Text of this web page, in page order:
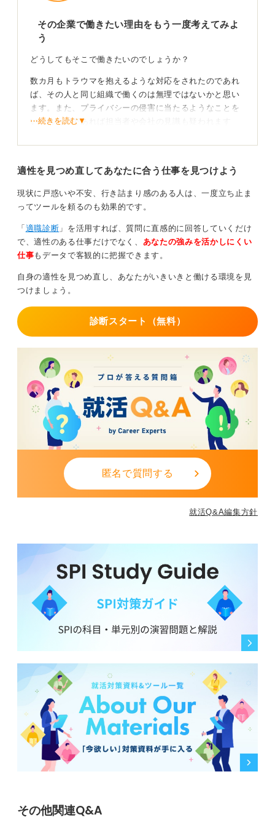
その企業で働きたい理由をもう一度考えてみよ
う
どうしてもそこで働きたいのでしょうか？
数カ月もトラウマを抱えるような対応をされたのであれ
ば、その人と同じ組織で働くのは無理ではないかと思い
ます。また、プライバシーの侵害に当たるようなことを
いわれたのであれば担当者や会社の見識も疑われます
が、このような雑な対応をしている以上、先方にもあな
自分の心を守れる環境の職場を探すことが第一優先
を負うリスクがある職場にこだわる理由はないように思
います。ご病気があるようなのと、具体的な状況がわか
らないので一概には言えませんが、少なくとも心身が傷
を負わないような働き方、環境を考えるほうが優先順位
が高いのではないかと思います。
⋯続きを読む▼
適性を見つめ直してあなたに合う仕事を見つけよう
現状に戸惑いや不安、行き詰まり感のある人は、一度立ち止ま
ってツールを頼るのも効果的です。
「 適職診断 」を活用すれば、質問に直感的に回答していくだけ
で、適性のある仕事だけでなく、 あなたの強みを活かしにくい
仕事もデータで客観的に把握できます。
自身の適性を見つめ直し、あなたがいきいきと働ける環境を見
つけましょう。
診断スタート（無料）
匿名で質問する
就活Q&A編集方針
その他関連Q&A